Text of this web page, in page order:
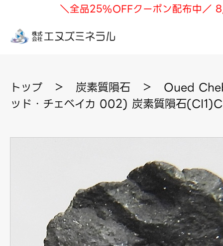
＼全品25%OFFクーポン配布中／
トップ ＞ 炭素質隕石 ＞
Oued
ッド・チェベイカ 002) 炭素質隕石